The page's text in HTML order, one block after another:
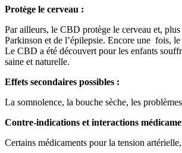
Protège le cerveau :
Par ailleurs, le CBD protège le cerveau et,
Parkinson et de l’épilepsie. Encore une fois,
Le CBD a été découvert pour les enfants
saine et naturelle.
Effets secondaires possibles :
La somnolence, la bouche sèche, les
Contre-indications et interactions
Certains médicaments pour la tension